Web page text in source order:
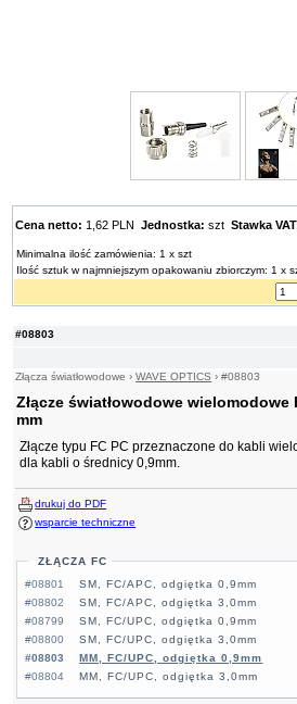
#08803
Złącza światłowodowe ›WAVE OPTICS ›#08803
Złącze światłowodowe wielomodowe
mm
Złącze typu FC PC przeznaczone do kabli
dla kabli o średnicy 0,9mm.
drukuj do PDF
wsparcie techniczne
ZŁĄCZA FC
#08801
SM, FC/APC, odgiętka 0,9mm
#08802
SM, FC/APC, odgiętka 3,0mm
#08799
SM, FC/UPC, odgiętka 0,9mm
#08800
SM, FC/UPC, odgiętka 3,0mm
#08803
MM, FC/UPC, odgiętka 0,9mm
#08804
MM, FC/UPC, odgiętka 3,0mm
Cena netto: 1,62 PLNJednostka: sztStawka
Minimalna ilość zamówienia: 1 x szt
Ilość sztuk w najmniejszym opakowaniu zbiorczym: 1 x